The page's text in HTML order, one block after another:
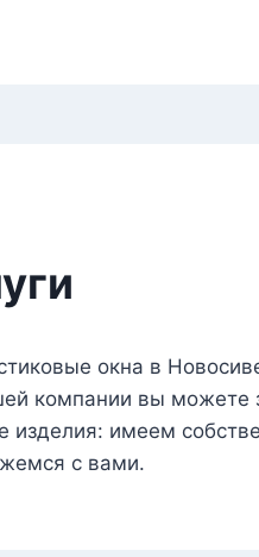
окна в
компании вы можете
изделия: имеем
с вами.